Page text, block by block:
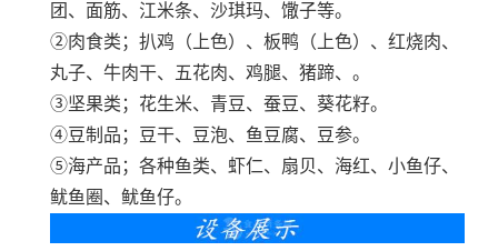
团、面筋、江米条、沙琪玛、馓子等。
②肉食类；扒鸡（上色）、板鸭（上色）、红烧肉、
丸子、牛肉干、五花肉、鸡腿、猪蹄、。
③坚果类；花生米、青豆、蚕豆、葵花籽。
④豆制品；豆干、豆泡、鱼豆腐、豆参。
⑤海产品；各种鱼类、虾仁、扇贝、海红、小鱼仔、
鱿鱼圈、鱿鱼仔。